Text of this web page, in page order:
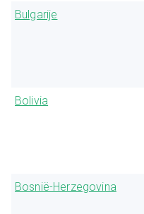
Bulgarije
Bolivia
Bosnië-Herzegovina